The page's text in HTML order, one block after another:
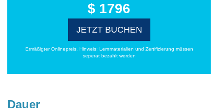
$ 1796
JETZT BUCHEN
Ermäßigter Onlinepreis. Hinweis: Lernmaterialien und Zertifizierung müssen
seperat bezahlt werden
Dauer